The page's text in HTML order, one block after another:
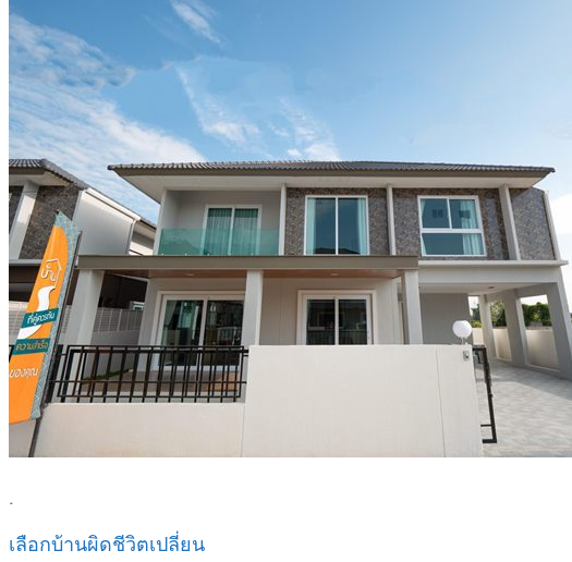
.
เลือกบ้านผิดชีวิตเปลี่ยน